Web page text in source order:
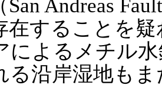
San Andreas
在することを
によるメチル
る沿岸湿地も